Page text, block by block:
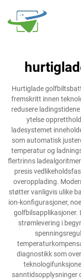
Hurtiglade
fremskritt innen
redusere
ytelse
ladesystemet
som automatisk
temperatur og
flertrinns
presis
overopplading.
støtter vanligvis ulike
ion-konfigurasjoner,
strømlevering i
diagnostikk som
sanntidsopplysninger